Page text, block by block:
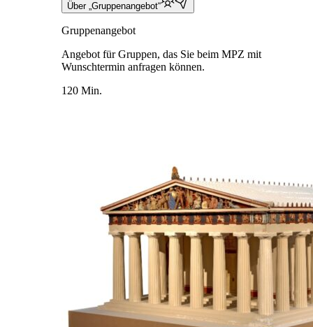
Über „Gruppenangebot“
Gruppenangebot
Angebot für Gruppen, das Sie beim MPZ mit
Wunschtermin anfragen können.
120 Min.